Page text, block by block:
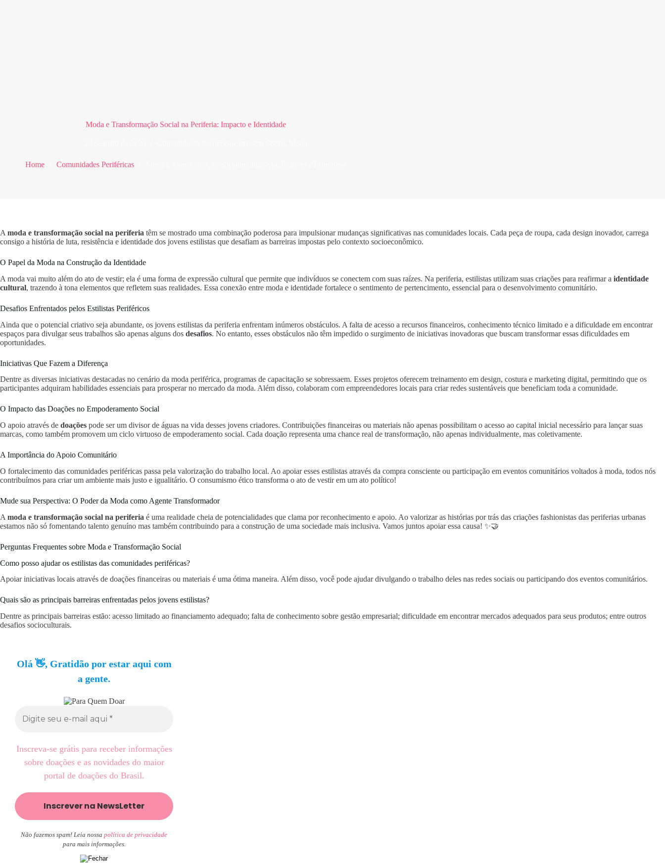
Moda e Transformação Social na Periferia: Impacto e Identidade
Home Comunidades Periféricas
A moda e transformação social na periferia têm se mostrado uma combinação poderosa para impulsionar mudanças significativas nas comunidades locais. Cada peça de roupa, cada design inovador, carrega
consigo a história de luta, resistência e identidade dos jovens estilistas que desafiam as barreiras impostas pelo contexto socioeconômico.
O Papel da Moda na Construção da Identidade
A moda vai muito além do ato de vestir; ela é uma forma de expressão cultural que permite que indivíduos se conectem com suas raízes. Na periferia, estilistas utilizam suas criações para reafirmar a identidade
cultural, trazendo à tona elementos que refletem suas realidades. Essa conexão entre moda e identidade fortalece o sentimento de pertencimento, essencial para o desenvolvimento comunitário.
Desafios Enfrentados pelos Estilistas Periféricos
Ainda que o potencial criativo seja abundante, os jovens estilistas da periferia enfrentam inúmeros obstáculos. A falta de acesso a recursos financeiros, conhecimento técnico limitado e a dificuldade em encontrar
espaços para divulgar seus trabalhos são apenas alguns dos desafios. No entanto, esses obstáculos não têm impedido o surgimento de iniciativas inovadoras que buscam transformar essas dificuldades em
oportunidades.
Iniciativas Que Fazem a Diferença
Dentre as diversas iniciativas destacadas no cenário da moda periférica, programas de capacitação se sobressaem. Esses projetos oferecem treinamento em design, costura e marketing digital, permitindo que os
participantes adquiram habilidades essenciais para prosperar no mercado da moda. Além disso, colaboram com empreendedores locais para criar redes sustentáveis que beneficiam toda a comunidade.
O Impacto das Doações no Empoderamento Social
O apoio através de doações pode ser um divisor de águas na vida desses jovens criadores. Contribuições financeiras ou materiais não apenas possibilitam o acesso ao capital inicial necessário para lançar suas
marcas, como também promovem um ciclo virtuoso de empoderamento social. Cada doação representa uma chance real de transformação, não apenas individualmente, mas coletivamente.
A Importância do Apoio Comunitário
O fortalecimento das comunidades periféricas passa pela valorização do trabalho local. Ao apoiar esses estilistas através da compra consciente ou participação em eventos comunitários voltados à moda, todos nós
contribuímos para criar um ambiente mais justo e igualitário. O consumismo ético transforma o ato de vestir em um ato político!
Mude sua Perspectiva: O Poder da Moda como Agente Transformador
A moda e transformação social na periferia é uma realidade cheia de potencialidades que clama por reconhecimento e apoio. Ao valorizar as histórias por trás das criações fashionistas das periferias urbanas
estamos não só fomentando talento genuíno mas também contribuindo para a construção de uma sociedade mais inclusiva. Vamos juntos apoiar essa causa! ✨🤝
Perguntas Frequentes sobre Moda e Transformação Social
Como posso ajudar os estilistas das comunidades periféricas?
Apoiar iniciativas locais através de doações financeiras ou materiais é uma ótima maneira. Além disso, você pode ajudar divulgando o trabalho deles nas redes sociais ou participando dos eventos comunitários.
Quais são as principais barreiras enfrentadas pelos jovens estilistas?
Dentre as principais barreiras estão: acesso limitado ao financiamento adequado; falta de conhecimento sobre gestão empresarial; dificuldade em encontrar mercados adequados para seus produtos; entre outros
desafios socioculturais.
Olá 👋, Gratidão por estar aqui com
a gente.
Inscreva-se grátis para receber informações
sobre doações e as novidades do maior
portal de doações do Brasil.
Não fazemos spam! Leia nossa política de privacidade
para mais informações.